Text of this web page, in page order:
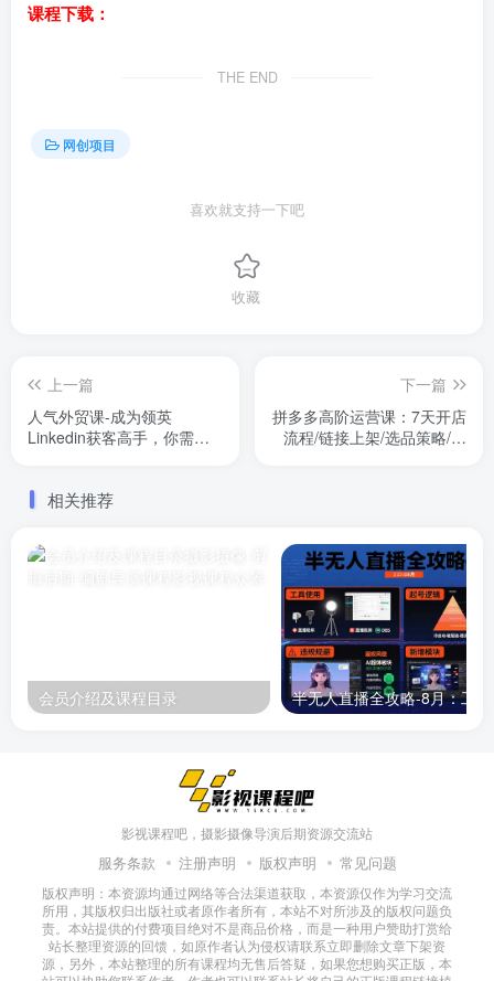
课程下载：
THE END
网创项目
喜欢就支持一下吧
收藏
上一篇
人气外贸课-成为领英
Linkedin获客高手，你需要
下一篇
拼多多高阶运营课：7天开店
流程/链接上架/选品策略/爆
相关推荐
会员介绍及课程目录
影视课程吧，摄影摄像导演后期资源交流站
服务条款 注册声明 版权声明 常见问题
版权声明：本资源均通过网络等合法渠道获取，本资源仅作为学习交流
所用，其版权归出版社或者原作者所有，本站不对所涉及的版权问题负
责。本站提供的付费项目绝对不是商品价格，而是一种用户赞助打赏给
站长整理资源的回馈，如原作者认为侵权请联系立即删除文章下架资
源，另外，本站整理的所有课程均无售后答疑，如果您想购买正版，本